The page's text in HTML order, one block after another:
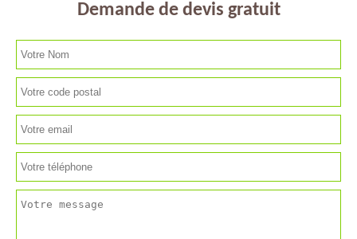
Demande de devis gratuit